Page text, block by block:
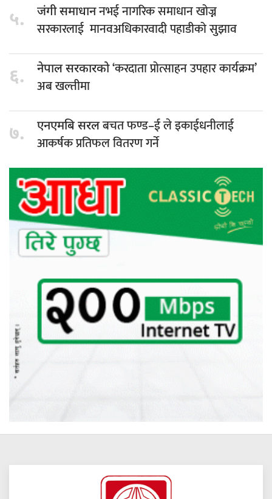
५. जंगी समाधाननभई नागरिक समाधान खोज्न
सरकारलाई मानवअधिकारवादी पहाडीको सुझाव
६. नेपाल सरकारको‘करदाता प्रोत्साहन उपहार कार्यक्रम’
अब खल्तीमा
७. एनएमबि सरलबचत फण्ड–ई ले इकाईधनीलाई
आकर्षक प्रतिफल वितरण गर्ने